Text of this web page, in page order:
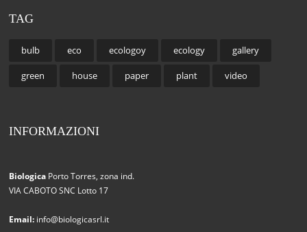
TAG
bulb eco ecologoy ecology gallery
green house paper plant video
INFORMAZIONI
Biologica Porto Torres, zona ind.
VIA CABOTO SNC Lotto 17
Email: info@biologicasrl.it